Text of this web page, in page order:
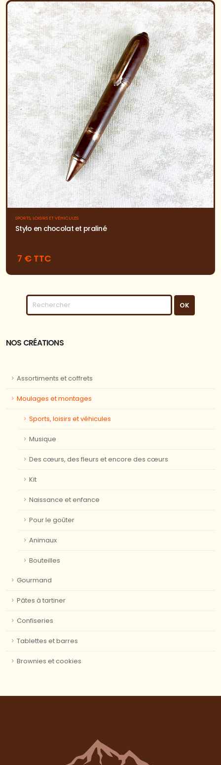
SPORTS, LOISIRS ET VÉHICULES
Stylo en chocolat et praliné
7 € TTC
NOS CRÉATIONS
Assortiments et coffrets
Moulages et montages
Sports, loisirs et véhicules
Musique
Des cœurs, des fleurs et encore des cœurs
Kit
Naissance et enfance
Pour le goûter
Animaux
Bouteilles
Gourmand
Pâtes à tartiner
Confiseries
Tablettes et barres
Brownies et cookies